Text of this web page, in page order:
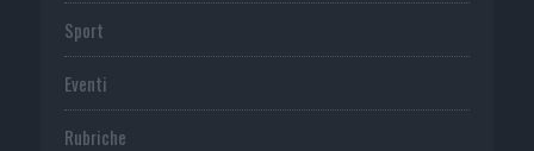
Sport
Eventi
Rubriche